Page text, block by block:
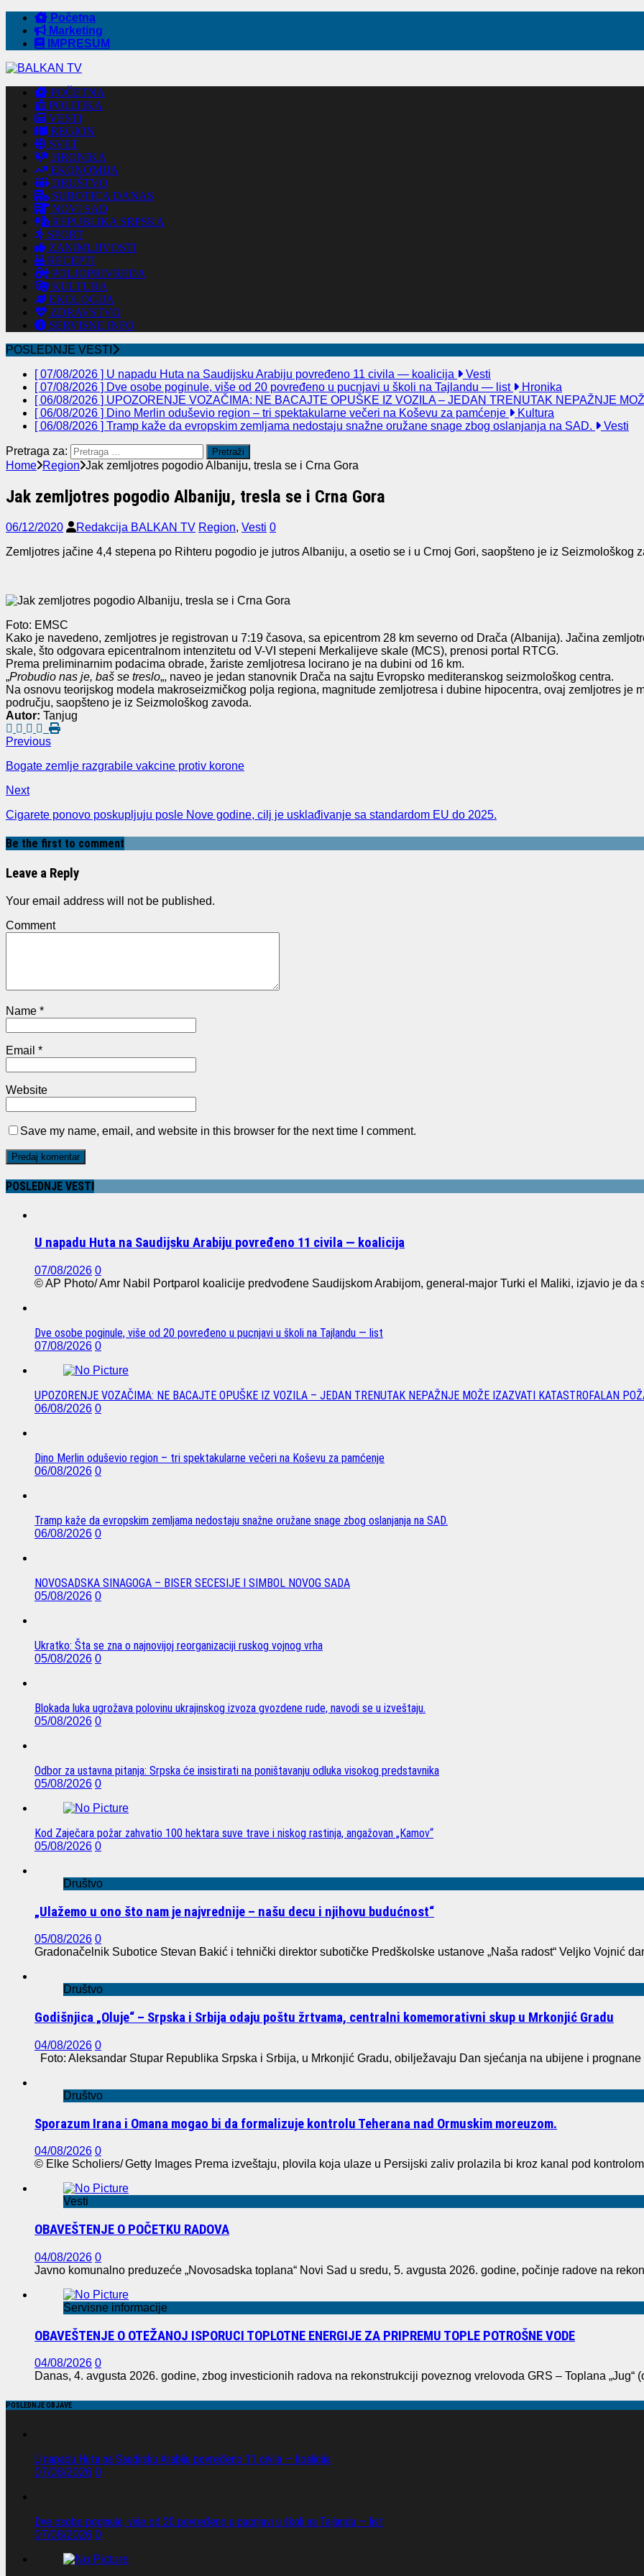
Početna
Marketing
IMPRESUM
POČETNA
POLITIKA
VESTI
REGION
SVET
HRONIKA
EKONOMIJA
DRUŠTVO
SUBOTICA DANAS
NOVI SAD
REPUBLIKA SRPSKA
SPORT
ZANIMLJIVOSTI
RECEPTI
POLJOPRIVREDA
KULTURA
EKOLOGIJA
ZDRAVSTVO
SERVISNE INFO
POSLEDNJE VESTI
[ 07/08/2026 ] U napadu Huta na Saudijsku Arabiju povređeno 11 civila — koalicija
Vesti
[ 07/08/2026 ] Dve osobe poginule, više od 20 povređeno u pucnjavi u školi na Tajlandu — list
Hronika
[ 06/08/2026 ] UPOZORENJE VOZAČIMA: NE BACAJTE OPUŠKE IZ VOZILA – JEDAN TRENUTAK NEPAŽNJE
[ 06/08/2026 ] Dino Merlin oduševio region – tri spektakularne večeri na Koševu za pamćenje
Kultura
[ 06/08/2026 ] Tramp kaže da evropskim zemljama nedostaju snažne oružane snage zbog oslanjanja na SAD. Vesti
Pretraga za:
Home Region Jak zemljotres pogodio Albaniju, tresla se i Crna Gora
Jak zemljotres pogodio Albaniju, tresla se i Crna Gora
06/12/2020 Redakcija BALKAN TV Region, Vesti 0
Zemljotres jačine 4,4 stepena po Rihteru pogodio je jutros Albaniju, a osetio se i u Crnoj Gori, saopšteno je iz Seizmološkog
Foto: EMSC
Kako je navedeno, zemljotres je registrovan u 7:19 časova, sa epicentrom 28 km severno od Drača (Albanija). Jačina
skale, što odgovara epicentralnom intenzitetu od V-VI stepeni Merkalijeve skale (MCS), prenosi portal RTCG.
Prema preliminarnim podacima obrade, žariste zemljotresa locirano je na dubini od 16 km.
„Probudio nas je, baš se treslo„, naveo je jedan stanovnik Drača na sajtu Evropsko mediteranskog seizmološkog centra.
Na osnovu teorijskog modela makroseizmičkog polja regiona, magnitude zemljotresa i dubine hipocentra, ovaj zemljotres je
području, saopšteno je iz Seizmološkog zavoda.
Autor: Tanjug
Previous
Bogate zemlje razgrabile vakcine protiv korone
Next
Cigarete ponovo poskupljuju posle Nove godine, cilj je usklađivanje sa standardom EU do 2025.
Be the first to comment
Leave a Reply
Your email address will not be published.
Comment
Name *
Email *
Website
Save my name, email, and website in this browser for the next time I comment.
POSLEDNJE VESTI
U napadu Huta na Saudijsku Arabiju povređeno 11 civila — koalicija
07/08/2026 0
© AP Photo/ Amr Nabil Portparol koalicije predvođene Saudijskom Arabijom, general-major Turki el Maliki, izjavio je
Dve osobe poginule, više od 20 povređeno u pucnjavi u školi na Tajlandu — list
07/08/2026 0
UPOZORENJE VOZAČIMA: NE BACAJTE OPUŠKE IZ VOZILA – JEDAN TRENUTAK NEPAŽNJE MOŽE IZAZVATI KATASTROFALAN
06/08/2026 0
Dino Merlin oduševio region – tri spektakularne večeri na Koševu za pamćenje
06/08/2026 0
Tramp kaže da evropskim zemljama nedostaju snažne oružane snage zbog oslanjanja na SAD.
06/08/2026 0
NOVOSADSKA SINAGOGA – BISER SECESIJE I SIMBOL NOVOG SADA
05/08/2026 0
Ukratko: Šta se zna o najnovijoj reorganizaciji ruskog vojnog vrha
05/08/2026 0
Blokada luka ugrožava polovinu ukrajinskog izvoza gvozdene rude, navodi se u izveštaju.
05/08/2026 0
Odbor za ustavna pitanja: Srpska će insistirati na poništavanju odluka visokog predstavnika
05/08/2026 0
Kod Zaječara požar zahvatio 100 hektara suve trave i niskog rastinja, angažovan „Kamov“
05/08/2026 0
Društvo
„Ulažemo u ono što nam je najvrednije – našu decu i njihovu budućnost“
05/08/2026 0
Gradonačelnik Subotice Stevan Bakić i tehnički direktor subotičke Predškolske ustanove „Naša radost“ Veljko Vojnić
Društvo
Godišnjica „Oluje“ – Srpska i Srbija odaju poštu žrtvama, centralni komemorativni skup u Mrkonjić Gradu
04/08/2026 0
Foto: Aleksandar Stupar Republika Srpska i Srbija, u Mrkonjić Gradu, obilježavaju Dan sjećanja na ubijene i
Društvo
Sporazum Irana i Omana mogao bi da formalizuje kontrolu Teherana nad Ormuskim moreuzom.
04/08/2026 0
© Elke Scholiers/ Getty Images Prema izveštaju, plovila koja ulaze u Persijski zaliv prolazila bi kroz kanal pod
Vesti
OBAVEŠTENJE O POČETKU RADOVA
04/08/2026 0
Javno komunalno preduzeće „Novosadska toplana“ Novi Sad u sredu, 5. avgusta 2026. godine, počinje radove na
Servisne informacije
OBAVEŠTENJE O OTEŽANOJ ISPORUCI TOPLOTNE ENERGIJE ZA PRIPREMU TOPLE POTROŠNE VODE
04/08/2026 0
Danas, 4. avgusta 2026. godine, zbog investicionih radova na rekonstrukciji poveznog vrelovoda GRS – Toplana „Jug“
POSLEDNJE OBJAVE
U napadu Huta na Saudijsku Arabiju povređeno 11 civila — koalicija
07/08/2026 0
Dve osobe poginule, više od 20 povređeno u pucnjavi u školi na Tajlandu — list
07/08/2026 0